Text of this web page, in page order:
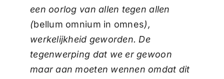
een oorlog van allen tegen allen
(bellum omnium in omnes),
werkelijkheid geworden. De
tegenwerping dat we er gewoon
maar aan moeten wennen omdat dit